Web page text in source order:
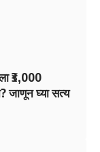
₹3,000
जाणून घ्या सत्य